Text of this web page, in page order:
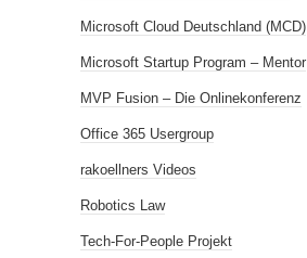
Microsoft Cloud Deutschland (MCD)
Microsoft Startup Program – Mentor
MVP Fusion – Die Onlinekonferenz
Office 365 Usergroup
rakoellners Videos
Robotics Law
Tech-For-People Projekt